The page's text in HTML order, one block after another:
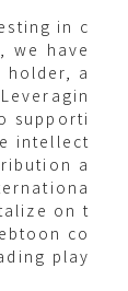
in c
we have
holder, a
supporti
intellect
a
on t
co
play